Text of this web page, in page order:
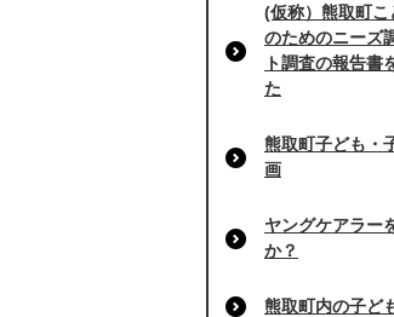
(仮称）熊取町こ
のためのニーズ
ト調査の報告書
た
熊取町子ども・
画
ヤングケアラー
か？
熊取町内の子ど